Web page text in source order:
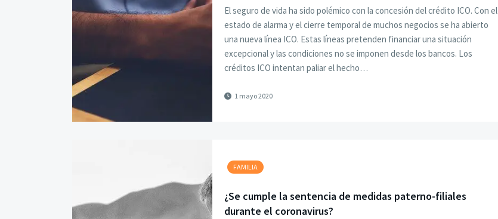
El seguro de vida ha sido polémico con la concesión del crédito ICO. Con el
estado de alarma y el cierre temporal de muchos negocios se ha abierto
una nueva línea ICO. Estas líneas pretenden financiar una situación
excepcional y las condiciones no se imponen desde los bancos. Los
créditos ICO intentan paliar el hecho…
1 mayo 2020
FAMILIA
¿Se cumple la sentencia de medidas paterno-filiales
durante el coronavirus?